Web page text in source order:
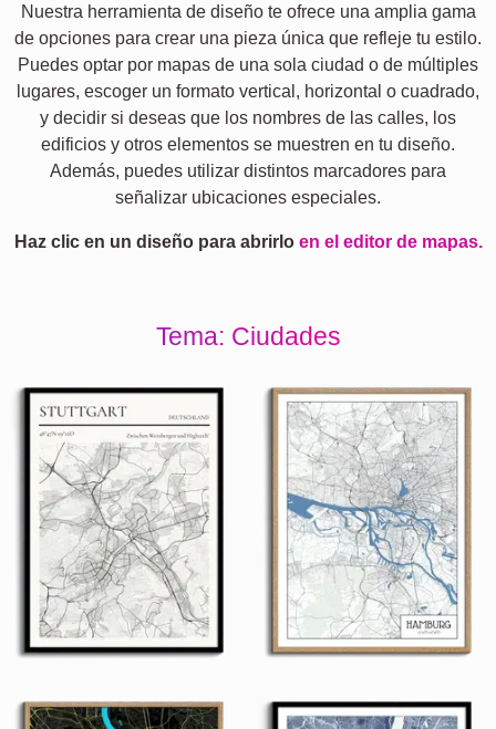
Nuestra herramienta de diseño te ofrece una amplia gama
de opciones para crear una pieza única que refleje tu estilo.
Puedes optar por mapas de una sola ciudad o de múltiples
lugares, escoger un formato vertical, horizontal o cuadrado,
y decidir si deseas que los nombres de las calles, los
edificios y otros elementos se muestren en tu diseño.
Además, puedes utilizar distintos marcadores para
señalizar ubicaciones especiales.
Haz clic en un diseño para abrirlo en el editor de mapas.
Tema: Ciudades